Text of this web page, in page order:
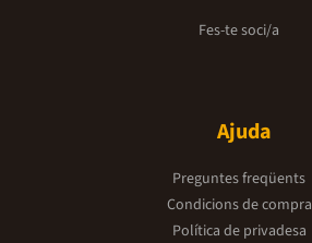
Fes-te soci/a
Ajuda
Preguntes freqüents
Condicions de compra
Política de privadesa